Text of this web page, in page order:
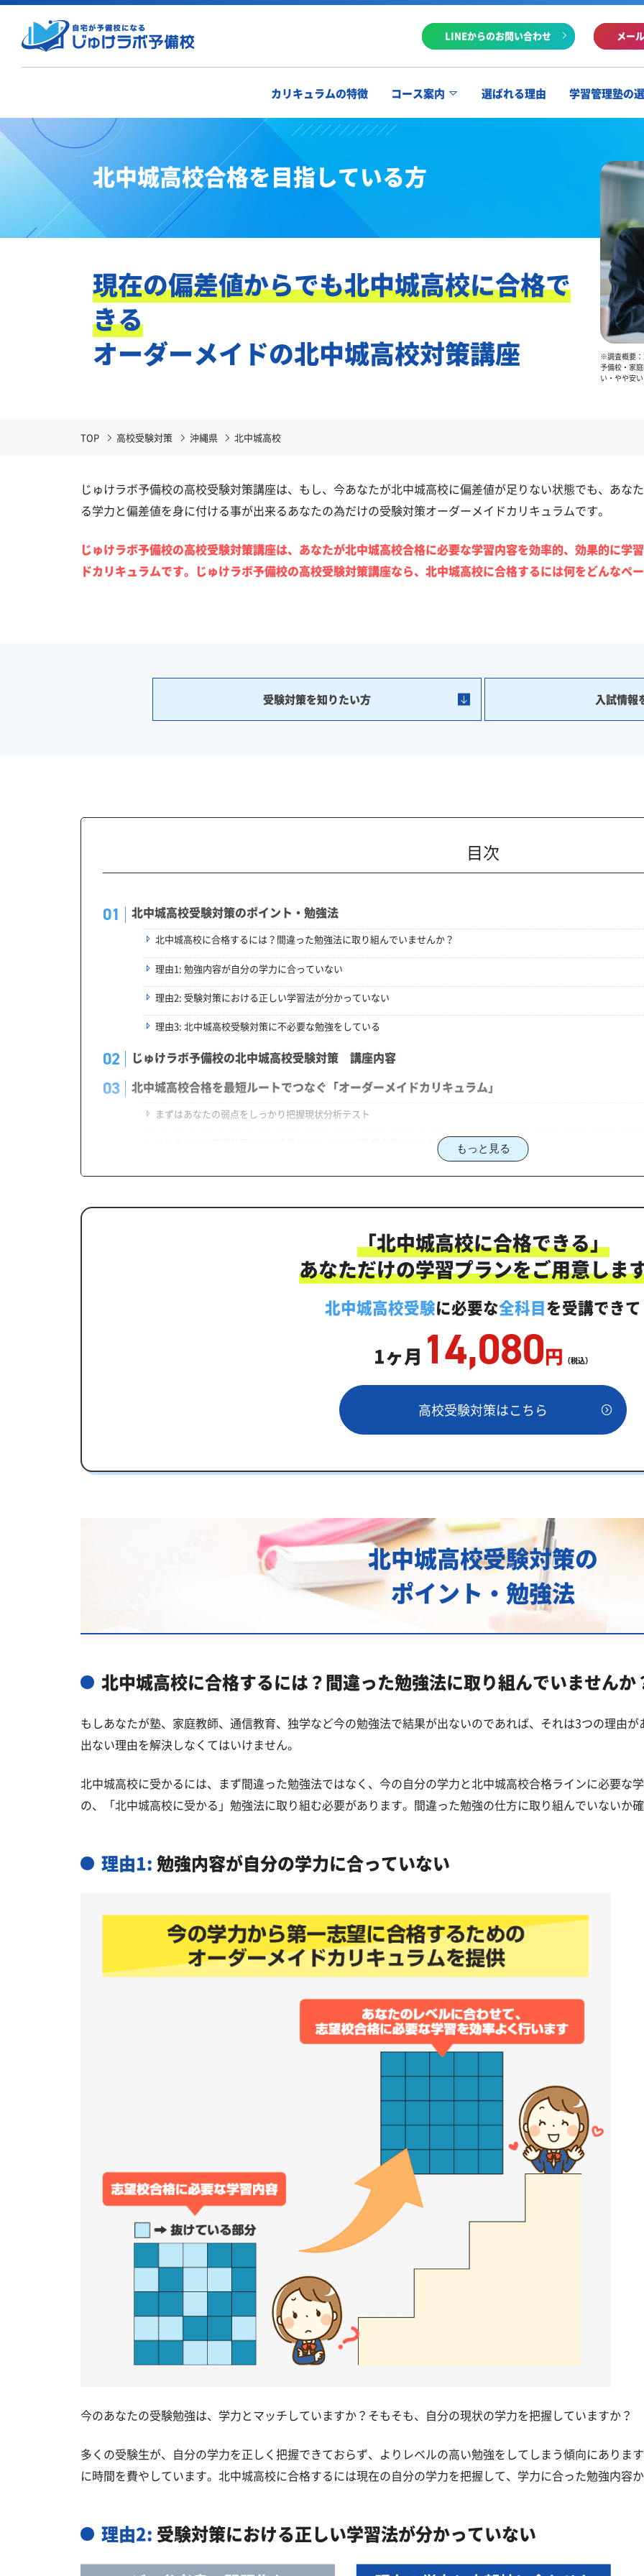
LINEからのお問い合わせ メー
カリキュラムの特徴 コース案内 選ばれる理由 学習管理塾の
北中城高校合格を目指している方
現在の偏差値からでも北中城高校に合格で
きる
オーダーメイドの北中城高校対策講座
※調査概要
予備校・家
い・やや安
TOP 高校受験対策 沖縄県 北中城高校
じゅけラボ予備校の高校受験対策講座は、もし、今あなたが北中城高校に偏差値が足りない状態でも、あな
る学力と偏差値を身に付ける事が出来るあなたの為だけの受験対策オーダーメイドカリキュラムです。
じゅけラボ予備校の高校受験対策講座は、あなたが北中城高校合格に必要な学習内容を効率的、効果的に学
ドカリキュラムです。じゅけラボ予備校の高校受験対策講座なら、北中城高校に合格するには何をどんなペ
受験対策を知りたい方 入試情報
目次
北中城高校受験対策のポイント・勉強法
北中城高校に合格するには？間違った勉強法に取り組んでいませんか？
理由1: 勉強内容が自分の学力に合っていない
理由2: 受験対策における正しい学習法が分かっていない
理由3: 北中城高校受験対策に不必要な勉強をしている
じゅけラボ予備校の北中城高校受験対策 講座内容
北中城高校合格を最短ルートでつなぐ「オーダーメイドカリキュラム」
まずはあなたの弱点をしっかり把握現状分析テスト
あなただけの学習計画だから成果が出る！北中城高校合格に向けた受験対策カリキュラム
一人でも安心、学習相談
生徒にピッタリ合った「北中城高校対策のオーダーメイドカリキュラム」だから成果が出る！
カリキュラムや料金についてお気軽にご相談ください
北中城高校合格に必要な内申点の目安
北中城高校合格するには内申点と偏差値両方が必要
北中城高校の所在地・アクセス
北中城高校卒業生の主な大学進学実績
私立大学
北中城高校と偏差値が近い公立高校一覧
北中城高校受験生からのよくある質問
もっと見る
「北中城高校に合格できる」
あなただけの学習プランをご用意しま
北中城高校受験に必要な全科目を受講できて
1ヶ月 14,080円 （税込）
高校受験対策はこちら
北中城高校受験対策の
ポイント・勉強法
北中城高校に合格するには？間違った勉強法に取り組んでいませんか
もしあなたが塾、家庭教師、通信教育、独学など今の勉強法で結果が出ないのであれば、それは3つの理由
出ない理由を解決しなくてはいけません。
北中城高校に受かるには、まず間違った勉強法ではなく、今の自分の学力と北中城高校合格ラインに必要な
の、「北中城高校に受かる」勉強法に取り組む必要があります。間違った勉強の仕方に取り組んでいないか
理由1:勉強内容が自分の学力に合っていない
今のあなたの受験勉強は、学力とマッチしていますか？そもそも、自分の現状の学力を把握していますか？
多くの受験生が、自分の学力を正しく把握できておらず、よりレベルの高い勉強をしてしまう傾向にありま
に時間を費やしています。北中城高校に合格するには現在の自分の学力を把握して、学力に合った勉強内容
理由2: 受験対策における正しい学習法が分かっていない